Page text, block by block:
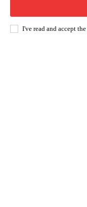
I've read and accept the